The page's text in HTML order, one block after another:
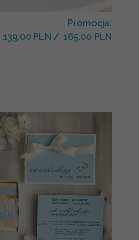
Promocja:
139.00 PLN / 165.00 PLN